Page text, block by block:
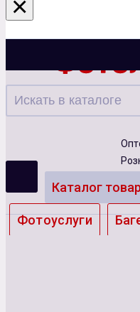
Ижевск
Каталог
Фотоуслуги
×